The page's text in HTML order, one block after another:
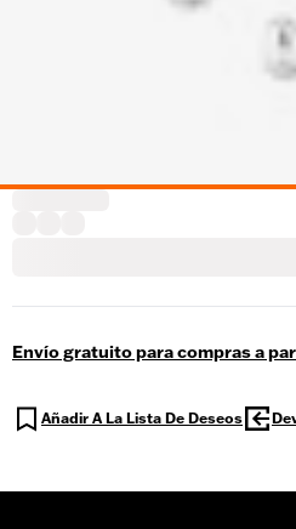
Envío gratuito para compras a
Añadir A La Lista De Deseos